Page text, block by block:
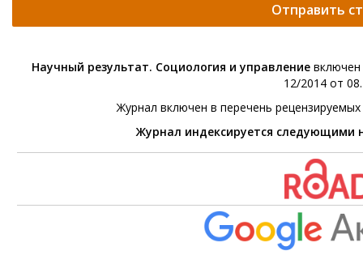
Отправить
Научный результат. Социология и управление
12/2014 от
Журнал включен в перечень
Журнал индексируется